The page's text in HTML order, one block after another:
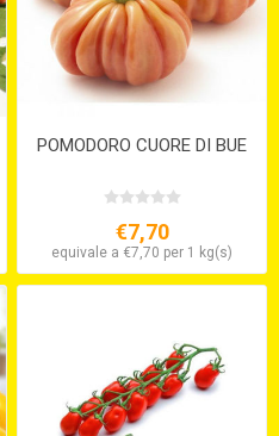
POMODORO CUORE DI BUE
€7,70
equivale a €7,70 per 1 kg(s)